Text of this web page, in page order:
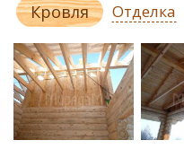
Кровля Отделка